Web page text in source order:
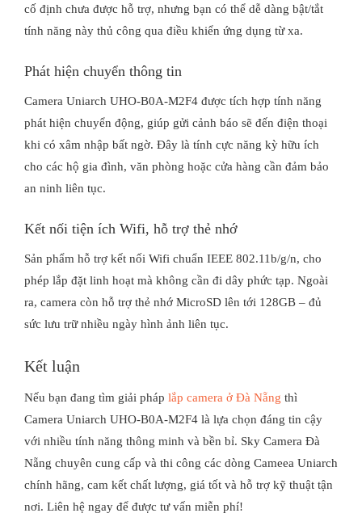
cố định chưa được hỗ trợ, nhưng bạn có thể dễ dàng bật/tắt
tính năng này thủ công qua điều khiển ứng dụng từ xa.
Phát hiện chuyển thông tin
Camera Uniarch UHO-B0A-M2F4 được tích hợp tính năng
phát hiện chuyển động, giúp gửi cảnh báo sẽ đến điện thoại
khi có xâm nhập bất ngờ. Đây là tính cực năng kỳ hữu ích
cho các hộ gia đình, văn phòng hoặc cửa hàng cần đảm bảo
an ninh liên tục.
Kết nối tiện ích Wifi, hỗ trợ thẻ nhớ
Sản phẩm hỗ trợ kết nối Wifi chuẩn IEEE 802.11b/g/n, cho
phép lắp đặt linh hoạt mà không cần đi dây phức tạp. Ngoài
ra, camera còn hỗ trợ thẻ nhớ MicroSD lên tới 128GB – đủ
sức lưu trữ nhiều ngày hình ảnh liên tục.
Kết luận
Nếu bạn đang tìm giải pháp lắp camera ở Đà Nẵng thì
Camera Uniarch UHO-B0A-M2F4 là lựa chọn đáng tin cậy
với nhiều tính năng thông minh và bền bỉ. Sky Camera Đà
Nẵng chuyên cung cấp và thi công các dòng Cameea Uniarch
chính hãng, cam kết chất lượng, giá tốt và hỗ trợ kỹ thuật tận
nơi. Liên hệ ngay để được tư vấn miễn phí!